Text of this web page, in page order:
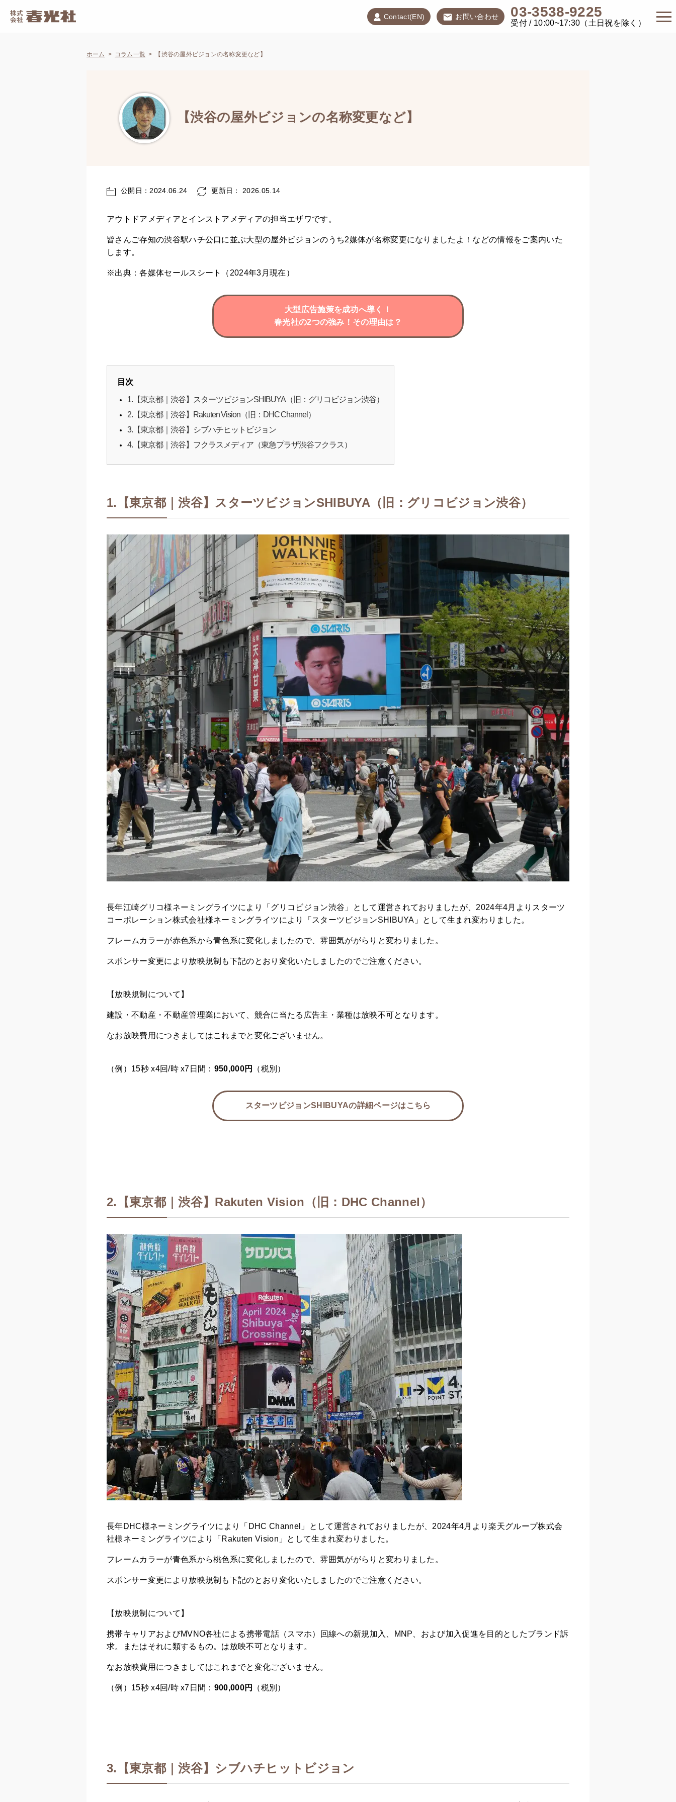
Contact(EN) お問い合わせ 03-3538-9225
受付 / 10:00~17:30（土日祝を除く）
ホーム コラム一覧 【渋谷の屋外ビジョンの名称変更など】
【渋谷の屋外ビジョンの名称変更など】
公開日：2024.06.24 更新日： 2026.05.14
アウトドアメディアとインストアメディアの担当エザワです。
皆さんご存知の渋谷駅ハチ公口に並ぶ大型の屋外ビジョンのうち2媒体が名称変更になりましたよ！などの情報をご案内いた
します。
※出典：各媒体セールスシート（2024年3月現在）
大型広告施策を成功へ導く！
春光社の2つの強み！その理由は？
目次
1.【東京都｜渋谷】スターツビジョンSHIBUYA（旧：グリコビジョン渋谷）
2.【東京都｜渋谷】Rakuten Vision（旧：DHC Channel）
3.【東京都｜渋谷】シブハチヒットビジョン
4.【東京都｜渋谷】フクラスメディア（東急プラザ渋谷フクラス）
1.【東京都｜渋谷】スターツビジョンSHIBUYA（旧：グリコビジョン渋谷）
長年江崎グリコ様ネーミングライツにより「グリコビジョン渋谷」として運営されておりましたが、2024年4月よりスターツ
コーポレーション株式会社様ネーミングライツにより「スターツビジョンSHIBUYA」として生まれ変わりました。
フレームカラーが赤色系から青色系に変化しましたので、雰囲気ががらりと変わりました。
スポンサー変更により放映規制も下記のとおり変化いたしましたのでご注意ください。
【放映規制について】
建設・不動産・不動産管理業において、競合に当たる広告主・業種は放映不可となります。
なお放映費用につきましてはこれまでと変化ございません。
（例）15秒 x4回/時 x7日間： 950,000円 （税別）
スターツビジョンSHIBUYAの詳細ページはこちら
2.【東京都｜渋谷】Rakuten Vision（旧：DHC Channel）
長年DHC様ネーミングライツにより「DHC Channel」として運営されておりましたが、2024年4月より楽天グループ株式会
社様ネーミングライツにより「Rakuten Vision」として生まれ変わりました。
フレームカラーが青色系から桃色系に変化しましたので、雰囲気ががらりと変わりました。
スポンサー変更により放映規制も下記のとおり変化いたしましたのでご注意ください。
【放映規制について】
携帯キャリアおよびMVNO各社による携帯電話（スマホ）回線への新規加入、MNP、および加入促進を目的としたブランド訴
求。またはそれに類するもの。は放映不可となります。
なお放映費用につきましてはこれまでと変化ございません。
（例）15秒 x4回/時 x7日間： 900,000円 （税別）
3.【東京都｜渋谷】シブハチヒットビジョン